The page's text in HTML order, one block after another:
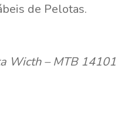
de Pelotas.
Wicth – MTB 14101